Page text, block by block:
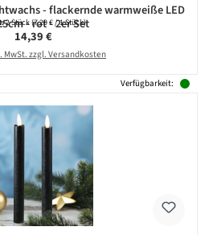
- rot - 2er Set
2 Stück(7,20 € / 1 Stück)
Regulärer Preis:
14,39 €
MwSt. zzgl. Versandkosten
Verfügbarkeit: